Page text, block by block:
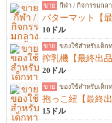
ขาย กีฬา / กิจกรรมกล
10ドル
ขาย ของใช้สำหรับเด็ก
搾乳機【最終出
20ドル
ขาย ของใช้สำหรับเด็ก
抱っこ紐【最終
15ドル